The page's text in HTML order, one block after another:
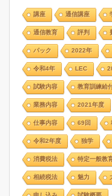
講座 通信講座
通信教育 評判
パック 2022年
令和4年 LEC
試験内容 教育訓練給
業務内容 2021年度
仕事内容 69回
令和2年度 独学
消費税法 特定一般教
相続税法 魅力